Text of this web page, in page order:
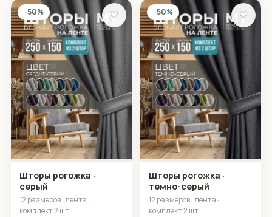
−50% 🤍
Шторы рогожка ·
серый
12 размеров · лента ·
комплект 2 шт
−50% 🤍
Шторы рогожка ·
темно-серый
12 размеров · лента ·
комплект 2 шт